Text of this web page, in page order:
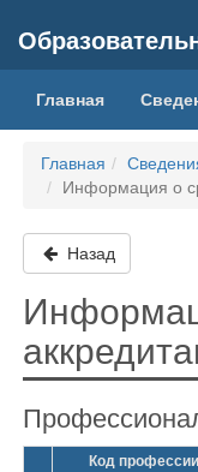
Главная
Главная
Информация о
Назад
Код